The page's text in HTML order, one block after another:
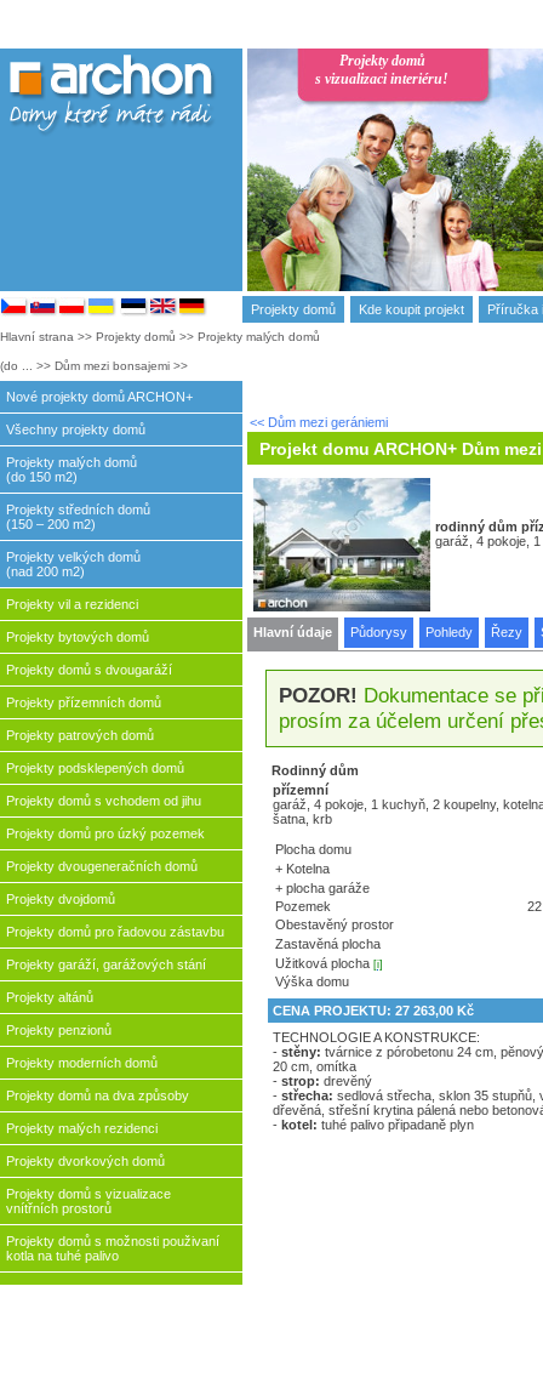
Projekty domů
s vizualizaci interiéru!
Projekty domů Kde koupit projekt Příručka
Hlavní strana >> Projekty domů >> Projekty malých domů
(do ... >> Dům mezi bonsajemi >>
Nové projekty domů ARCHON+
Všechny projekty domů
Projekty malých domů
(do 150 m2)
Projekty středních domů
(150 – 200 m2)
Projekty velkých domů
(nad 200 m2)
Projekty vil a rezidenci
Projekty bytových domů
Projekty domů s dvougaráží
Projekty přízemních domů
Projekty patrových domů
Projekty podsklepených domů
Projekty domů s vchodem od jihu
Projekty domů pro úzký pozemek
Projekty dvougeneračních domů
Projekty dvojdomů
Projekty domů pro řadovou zástavbu
Projekty garáží, garážových stání
Projekty altánů
Projekty penzionů
Projekty moderních domů
Projekty domů na dva způsoby
Projekty malých rezidenci
Projekty dvorkových domů
Projekty domů s vizualizace
vnítřních prostorů
Projekty domů s možnosti použivaní
kotla na tuhé palivo
<< Dům mezi gerániemi
Projekt domu ARCHON+ Dům
rodinný dům
garáž, 4 pokoje,
Hlavní údaje Půdorysy Pohledy Řezy
POZOR! Dokumentace se
prosím za účelem určení
Rodinný dům
přízemní
garáž, 4 pokoje, 1 kuchyň, 2 koupelny,
šatna, krb
Plocha domu
+ Kotelna
+ plocha garáže
Pozemek
Obestavěný prostor
Zastavěná plocha
Užitková plocha [i]
Výška domu
CENA PROJEKTU: 27 263,00 Kč
TECHNOLOGIE A KONSTRUKCE:
- stěny: tvárnice z pórobetonu 24 cm,
20 cm, omítka
- strop: drevĕný
- střecha: sedlová střecha, sklon 35 stupňů,
dřevěná, střešní krytina pálená nebo
- kotel: tuhé palivo připadaně plyn